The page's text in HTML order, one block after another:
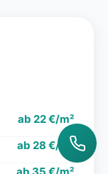
ab 22 €/m²
ab 28 €/m²